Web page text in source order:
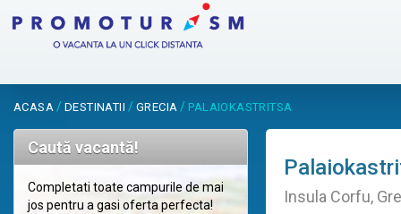
ACASA / DESTINATII / GRECIA / PALAIOKASTRITSA
Caută vacantă!
Completati toate campurile de mai
jos pentru a gasi oferta perfecta!
Insula Corfu,